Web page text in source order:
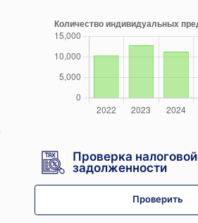
Проверка налоговой
задолженности
Проверить